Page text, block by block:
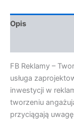
Opis
FB Reklamy –
usługa
inwestycji w
tworzeniu
przyciągają